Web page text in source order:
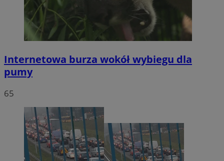
Internetowa burza wokół wybiegu dla
pumy
65